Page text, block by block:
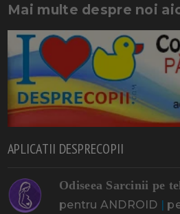
Mai multe despre noi
APLICATII DESPRECOPII
Odiseea Sarcinii pe
pentru ANDROID |